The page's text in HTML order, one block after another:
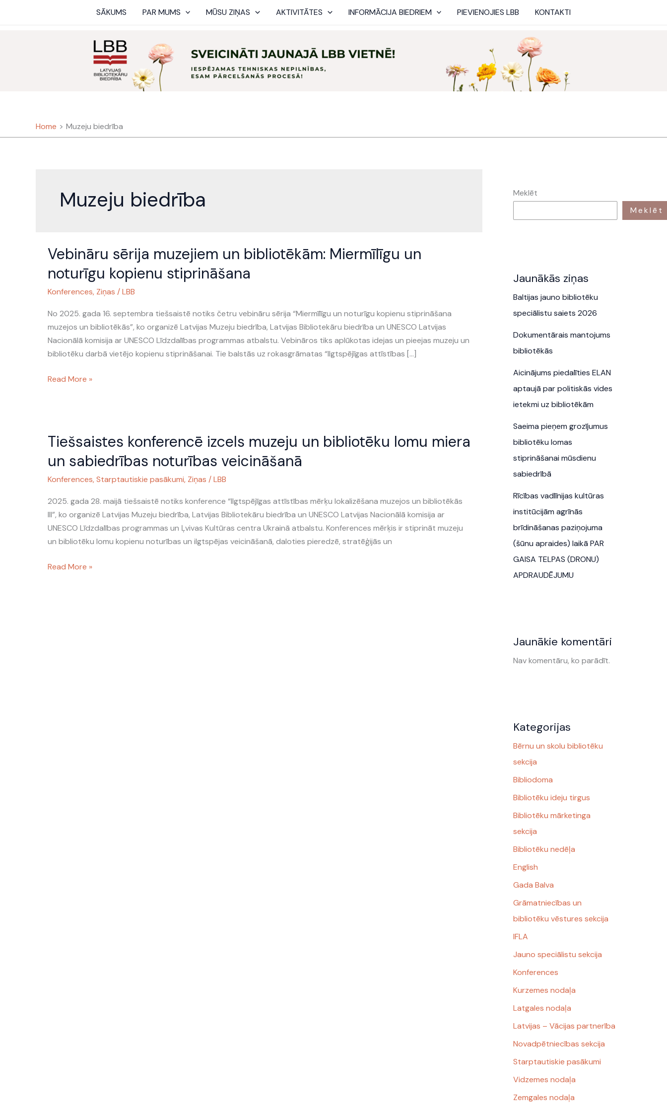
SĀKUMS PAR MUMS MŪSU ZIŅAS AKTIVITĀTES INFORMĀCIJA BIEDRIEM PIEVIENOJIES LBB KONTAKTI
Home Muzeju biedrība
Muzeju biedrība
Vebināru sērija muzejiem un bibliotēkām: Miermīlīgu un
noturīgu kopienu stiprināšana
Konferences, Ziņas /LBB
No 2025. gada 16. septembra tiešsaistē notiks četru vebināru sērija “Miermīlīgu un noturīgu kopienu stiprināšana
muzejos un bibliotēkās”, ko organizē Latvijas Muzeju biedrība, Latvijas Bibliotekāru biedrība un UNESCO Latvijas
Nacionālā komisija ar UNESCO Līdzdalības programmas atbalstu. Vebināros tiks aplūkotas idejas un pieejas muzeju un
bibliotēku darbā vietējo kopienu stiprināšanai. Tie balstās uz rokasgrāmatas “Ilgtspējīgas attīstības […]
sērija
un
bibliotēkām:
un
noturīgu
kopienu
stiprināšana
Read More »
Tiešsaistes konferencē izcels muzeju un bibliotēku lomu miera
un sabiedrības noturības veicināšanā
Konferences,Starptautiskie pasākumi, Ziņas /LBB
2025. gada 28. maijā tiešsaistē notiks konference “Ilgtspējīgas attīstības mērķu lokalizēšana muzejos un bibliotēkās
III”, ko organizē Latvijas Muzeju biedrība, Latvijas Bibliotekāru biedrība un UNESCO Latvijas Nacionālā komisija ar
UNESCO Līdzdalības programmas un Ļvivas Kultūras centra Ukrainā atbalstu. Konferences mērķis ir stiprināt muzeju
un bibliotēku lomu kopienu noturības un ilgtspējas veicināšanā, daloties pieredzē, stratēģijās un
konferencē
muzeju
un
lomu
miera
un
sabiedrības
Read More »
Meklēt
Meklēt
Jaunākās ziņas
Baltijas jauno bibliotēku
speciālistu saiets 2026
Dokumentārais mantojums
bibliotēkās
Aicinājums piedalīties ELAN
aptaujā par politiskās vides
ietekmi uz bibliotēkām
Saeima pieņem grozījumus
bibliotēku lomas
stiprināšanai mūsdienu
sabiedrībā
Rīcības vadlīnijas kultūras
institūcijām agrīnās
brīdināšanas paziņojuma
(šūnu apraides) laikā PAR
GAISA TELPAS (DRONU)
APDRAUDĒJUMU
Jaunākie komentāri
Nav komentāru, ko parādīt.
Kategorijas
Bērnu un skolu bibliotēku
sekcija
Bibliodoma
Bibliotēku ideju tirgus
Bibliotēku mārketinga
sekcija
Bibliotēku nedēļa
English
Gada Balva
Grāmatniecības un
bibliotēku vēstures sekcija
IFLA
Jauno speciālistu sekcija
Konferences
Kurzemes nodaļa
Latgales nodaļa
Latvijas – Vācijas partnerība
Novadpētniecības sekcija
Starptautiskie pasākumi
Vidzemes nodaļa
Zemgales nodaļa